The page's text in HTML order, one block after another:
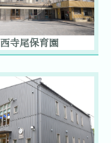
西寺尾保育園